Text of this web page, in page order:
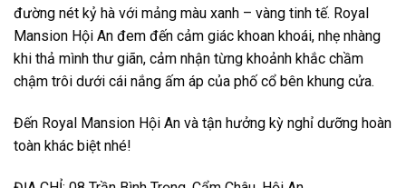
đường nét kỷ hà với mảng màu xanh – vàng tinh tế. Royal
Mansion Hội An đem đến cảm giác khoan khoái, nhẹ nhàng
khi thả mình thư giãn, cảm nhận từng khoảnh khắc chầm
chậm trôi dưới cái nắng ấm áp của phố cổ bên khung cửa.
Đến Royal Mansion Hội An và tận hưởng kỳ nghỉ dưỡng hoàn
toàn khác biệt nhé!